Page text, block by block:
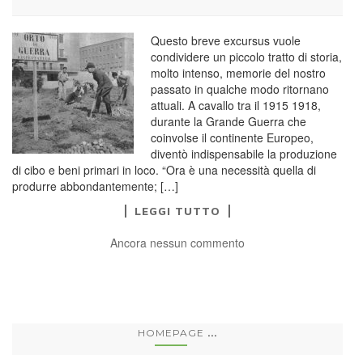
Questo breve excursus vuole
condividere un piccolo tratto di storia,
molto intenso, memorie del nostro
passato in qualche modo ritornano
attuali. A cavallo tra il 1915 1918,
durante la Grande Guerra che
coinvolse il continente Europeo,
diventò indispensabile la produzione
di cibo e beni primari in loco. “Ora è una necessità quella di
produrre abbondantemente; […]
LEGGI TUTTO
Ancora nessun commento
HOMEPAGE ...